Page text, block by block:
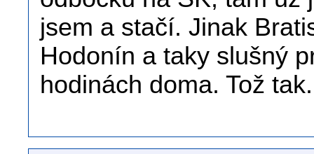
jsem a stačí. Jinak
Hodonín a taky slušný
hodinách doma. Tož tak.